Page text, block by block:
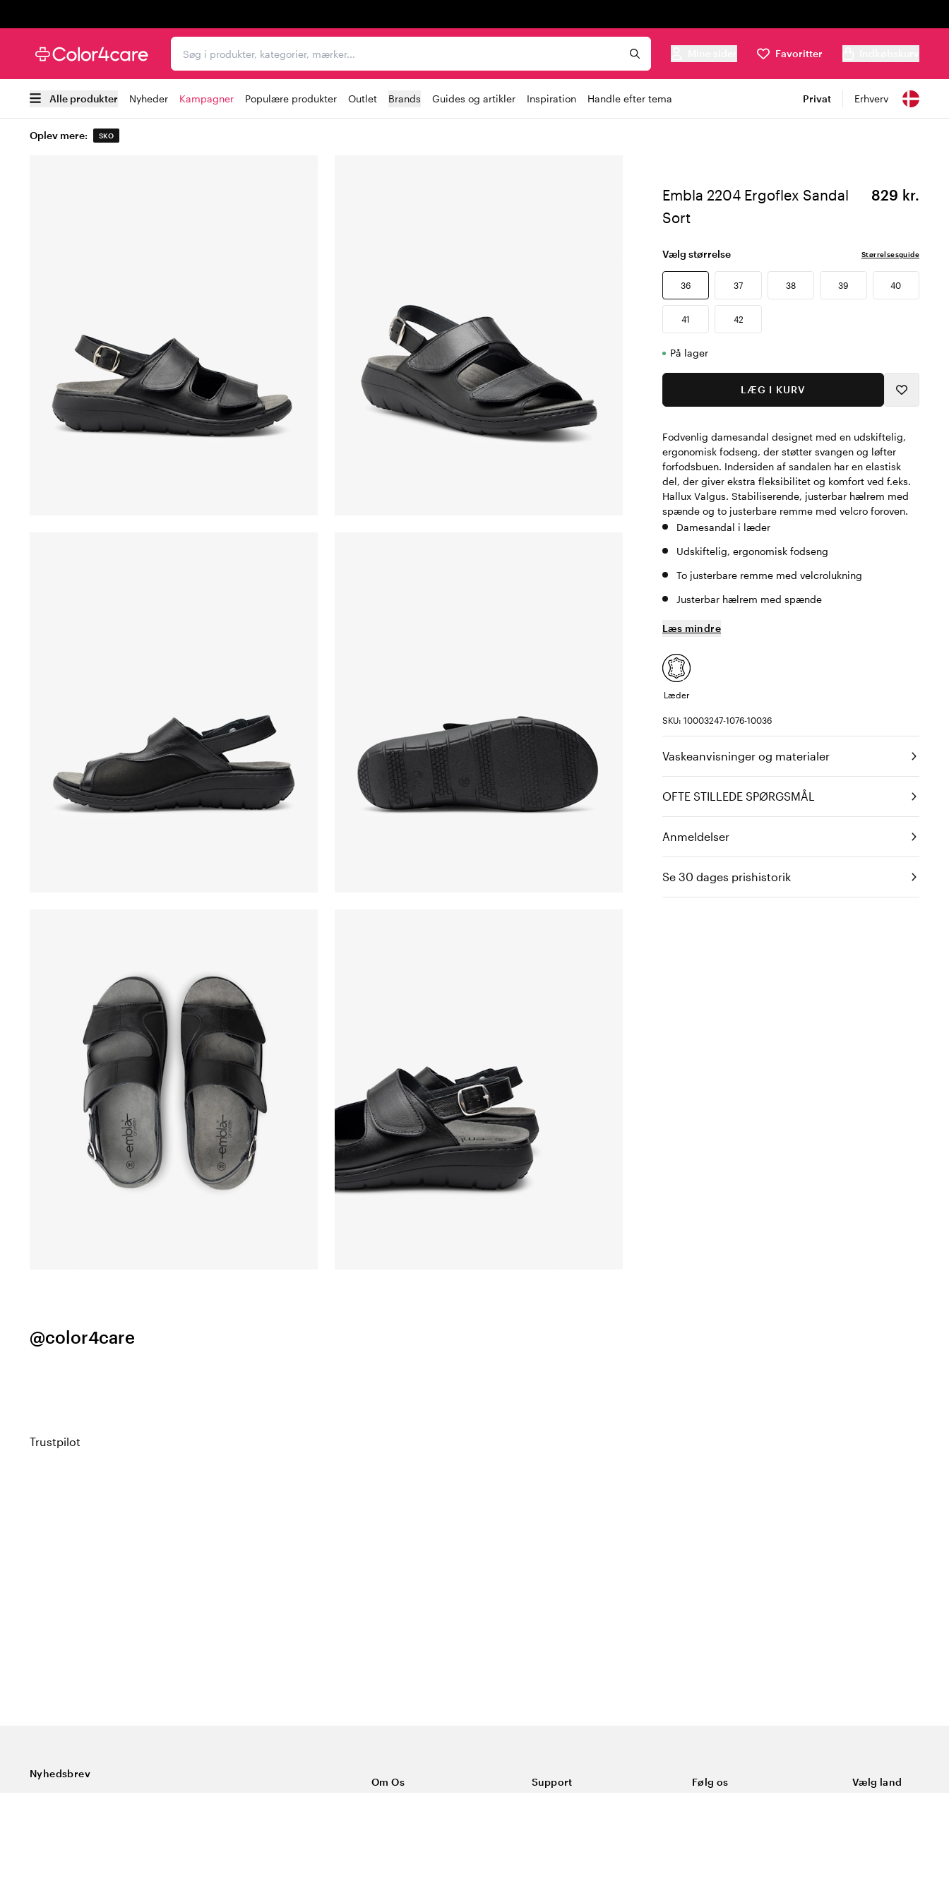
Søg i produkter, kategorier, mærker...
Favoritter
Alle produkter Nyheder Kampagner Populære produkter Outlet Brands Guides og artikler Inspiration Handle efter tema Privat Erhverv
Oplev mere: SKO
Embla 2204 Ergoflex Sandal
Sort
829 kr.
Vælg størrelse Størrelsesguide
36 37 38 39 40
41 42
På lager
LÆG I KURV
Fodvenlig damesandal designet med en udskiftelig,
ergonomisk fodseng, der støtter svangen og løfter
forfodsbuen. Indersiden af sandalen har en elastisk
del, der giver ekstra fleksibilitet og komfort ved f.eks.
Hallux Valgus. Stabiliserende, justerbar hælrem med
spænde og to justerbare remme med velcro foroven.
Damesandal i læder
Udskiftelig, ergonomisk fodseng
To justerbare remme med velcrolukning
Justerbar hælrem med spænde
Læs mindre
Læder
SKU: 10003247-1076-10036
Vaskeanvisninger og materialer
OFTE STILLEDE SPØRGSMÅL
Anmeldelser
Se 30 dages prishistorik
@color4care
Trustpilot
Nyhedsbrev
Om Os Support Følg os Vælg land